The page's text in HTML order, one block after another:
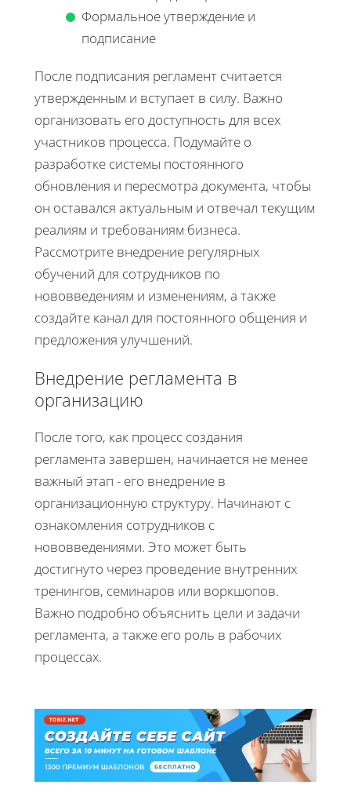
Формальное утверждение и
подписание
После подписания регламент считается
утвержденным и вступает в силу. Важно
организовать его доступность для всех
участников процесса. Подумайте о
разработке системы постоянного
обновления и пересмотра документа, чтобы
он оставался актуальным и отвечал текущим
реалиям и требованиям бизнеса.
Рассмотрите внедрение регулярных
обучений для сотрудников по
нововведениям и изменениям, а также
создайте канал для постоянного общения и
предложения улучшений.
Внедрение регламента в
организацию
После того, как процесс создания
регламента завершен, начинается не менее
важный этап - его внедрение в
организационную структуру. Начинают с
ознакомления сотрудников с
нововведениями. Это может быть
достигнуто через проведение внутренних
тренингов, семинаров или воркшопов.
Важно подробно объяснить цели и задачи
регламента, а также его роль в рабочих
процессах.